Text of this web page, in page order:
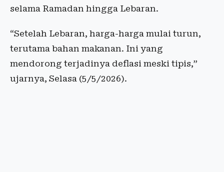
selama Ramadan hingga Lebaran.
“Setelah Lebaran, harga-harga mulai turun,
terutama bahan makanan. Ini yang
mendorong terjadinya deflasi meski tipis,”
ujarnya, Selasa (5/5/2026).